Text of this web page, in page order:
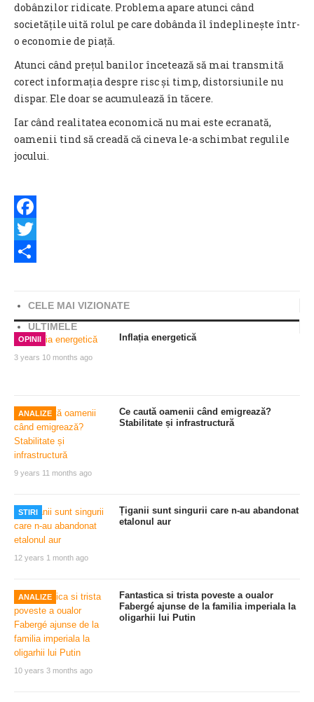
dobânzilor ridicate. Problema apare atunci când
societățile uită rolul pe care dobânda îl îndeplinește într-
o economie de piață.
Atunci când prețul banilor încetează să mai transmită
corect informația despre risc și timp, distorsiunile nu
dispar. Ele doar se acumulează în tăcere.
Iar când realitatea economică nu mai este ecranată,
oamenii tind să creadă că cineva le-a schimbat regulile
jocului.
Facebook
Twitter
CELE MAI VIZIONATE
ULTIMELE
OPINII
3 years 10 months ago
Inflația energetică
ANALIZE
9 years 11 months ago
Ce caută oamenii când emigrează?
Stabilitate și infrastructură
STIRI
12 years 1 month ago
Țiganii sunt singurii care n-au abandonat
etalonul aur
ANALIZE
10 years 3 months ago
Fantastica si trista poveste a oualor
Fabergé ajunse de la familia imperiala la
oligarhii lui Putin